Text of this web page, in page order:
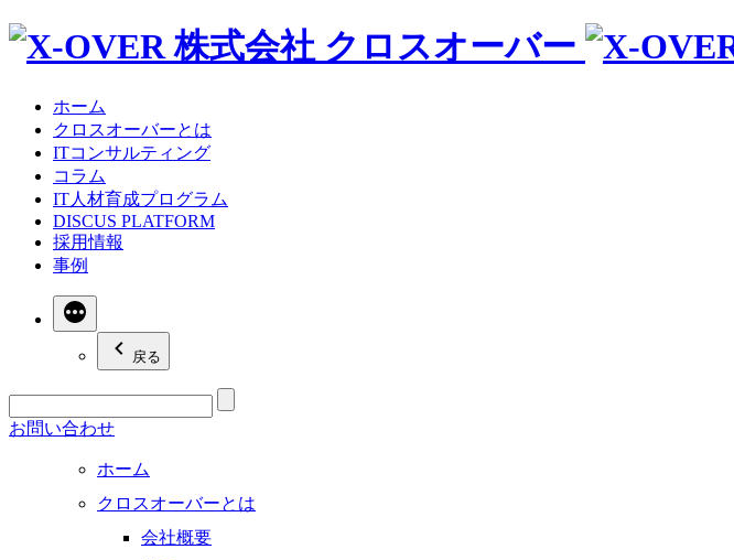
ホーム
クロスオーバーとは
ITコンサルティング
コラム
IT人材育成プログラム
DISCUS PLATFORM
採用情報
事例
続
き
戻る
お問い合わせ
ホーム
クロスオーバーとは
会社概要